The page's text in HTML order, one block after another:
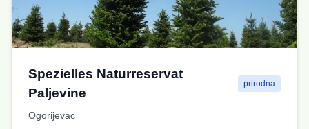
Spezielles Naturreservat
Paljevine
prirodna
Ogorijevac